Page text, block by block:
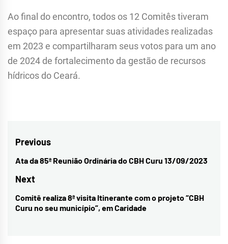
Ao final do encontro, todos os 12 Comitês tiveram
espaço para apresentar suas atividades realizadas
em 2023 e compartilharam seus votos para um ano
de 2024 de fortalecimento da gestão de recursos
hídricos do Ceará.
Navegação
de
Post
Previous
Previous
post:
Ata da 85ª Reunião Ordinária do CBH Curu 13/09/2023
Next
Next
post:
Comitê realiza 8ª visita Itinerante com o projeto “CBH
Curu no seu município”, em Caridade